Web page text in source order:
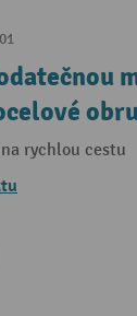
rychlou cestu